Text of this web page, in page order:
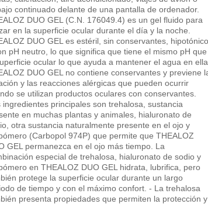
continuado delante de una pantalla de ordenador.
DUO GEL (C.N. 176049.4) es un gel fluido para
en la superficie ocular durante el día y la noche.
DUO GEL es estéril, sin conservantes, hipotónico
pH neutro, lo que significa que tiene el mismo pH que
ocular lo que ayuda a mantener el agua en
DUO GEL no contiene conservantes y previene
y las reacciones alérgicas que pueden ocurrir
se utilizan productos oculares con conservantes.
ingredientes principales son trehalosa, sustancia
en muchas plantas y animales, hialuronato de
otra sustancia naturalmente presente en el ojo y
(Carbopol 974P) que permite que THEALOZ
GEL permanezca en el ojo más tiempo. La
especial de trehalosa, hialuronato de sodio y
en THEALOZ DUO GEL hidrata, lubrifica, pero
protege la superficie ocular durante un largo
de tiempo y con el máximo confort. - La trehalosa
presenta propiedades que permiten la protección y